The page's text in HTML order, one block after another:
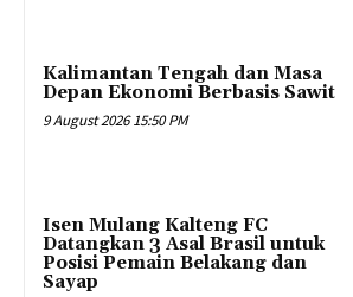
Kalimantan Tengah dan Masa
Depan Ekonomi Berbasis Sawit
9 August 2026 15:50 PM
Isen Mulang Kalteng FC
Datangkan 3 Asal Brasil untuk
Posisi Pemain Belakang dan
Sayap